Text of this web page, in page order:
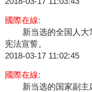
國際在線:
新当选的全国人
宪法宣誓。
2018-03-17 11:02:45
國際在線:
新当选的国家副主